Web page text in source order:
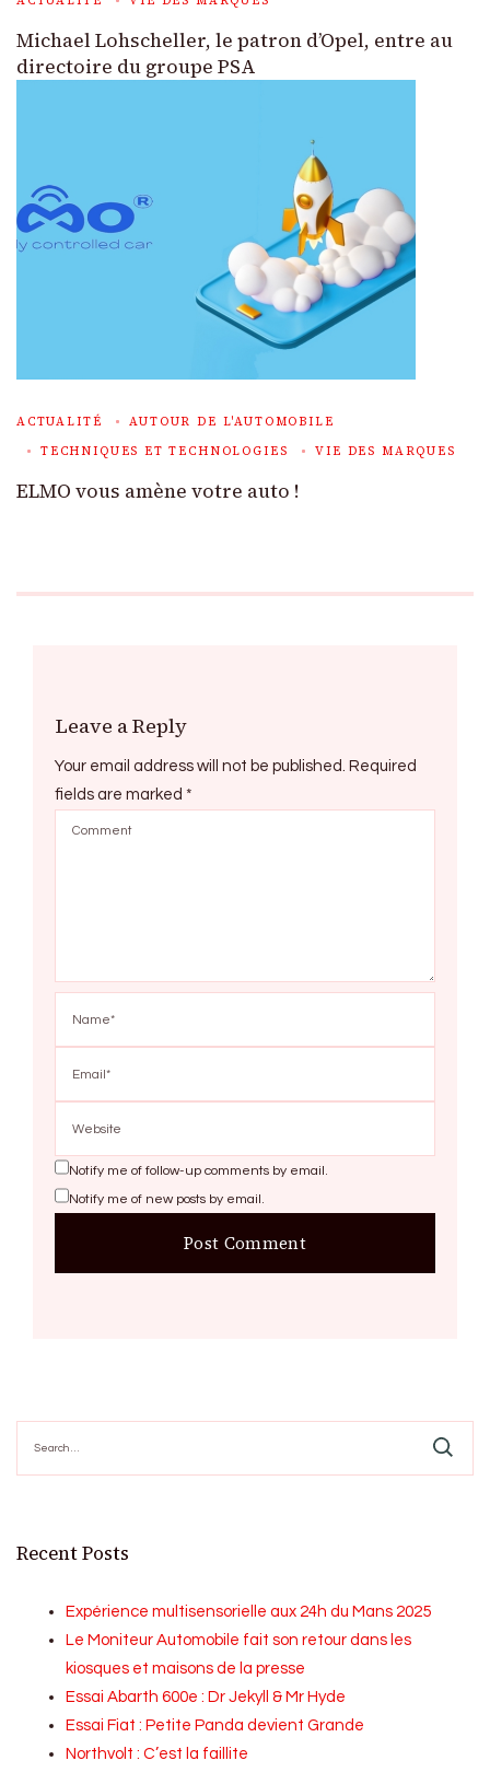
Michael Lohscheller, le patron d’Opel, entre au
directoire du groupe PSA
ACTUALITÉ
AUTOUR DE L'AUTOMOBILE
TECHNIQUES ET TECHNOLOGIES
VIE DES MARQUES
ELMO vous amène votre auto !
Leave a Reply
Your email address will not be published. Required
fields are marked *
Notify me of follow-up comments by email.
Notify me of new posts by email.
for:
Recent Posts
Expérience multisensorielle aux 24h du Mans 2025
Le Moniteur Automobile fait son retour dans les
kiosques et maisons de la presse
Essai Abarth 600e : Dr Jekyll & Mr Hyde
Essai Fiat : Petite Panda devient Grande
Northvolt : C’est la faillite